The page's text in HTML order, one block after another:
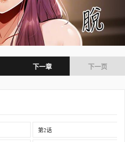
下一章 下一页
第2话